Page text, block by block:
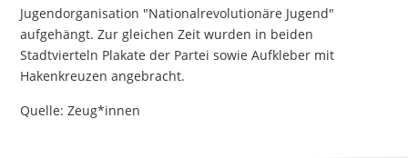
Jugendorganisation "Nationalrevolutionäre Jugend"
aufgehängt. Zur gleichen Zeit wurden in beiden
Stadtvierteln Plakate der Partei sowie Aufkleber mit
Hakenkreuzen angebracht.
Quelle: Zeug*innen